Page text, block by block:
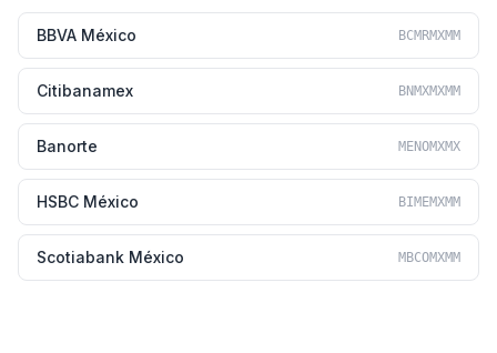
BBVA México BCMRMXMM
Citibanamex BNMXMXMM
Banorte MENOMXMX
HSBC México BIMEMXMM
Scotiabank México MBCOMXMM